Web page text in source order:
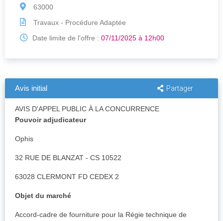
63000
Travaux - Procédure Adaptée
Date limite de l'offre : 07/11/2025 à 12h00
Avis initial Partager
AVIS D'APPEL PUBLIC À LA CONCURRENCE
Pouvoir adjudicateur
Ophis
32 RUE DE BLANZAT - CS 10522
63028 CLERMONT FD CEDEX 2
Objet du marché
Accord-cadre de fourniture pour la Régie technique de